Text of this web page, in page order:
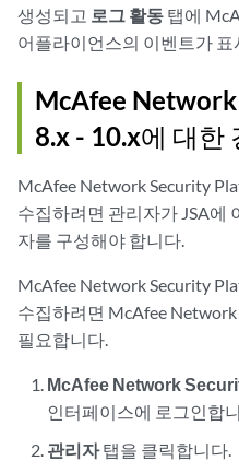
생성되고 로그 활동 탭에
어플라이언스의 이벤트가
McAfee
8.x - 10.x에 대한
McAfee Network Security
수집하려면 관리자가 JSA에
자를 구성해야 합니다.
McAfee Network Security
수집하려면 McAfee
필요합니다.
McAfee Network
인터페이스에 로그인합
관리자탭을 클릭합니다.